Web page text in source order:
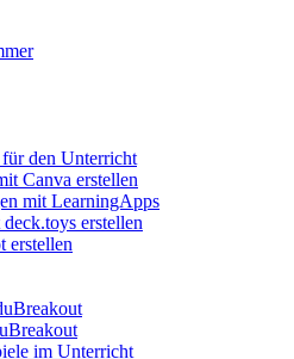
den Unterricht
Canva erstellen
mit LearningApps
erstellen
erstellen
im Unterricht